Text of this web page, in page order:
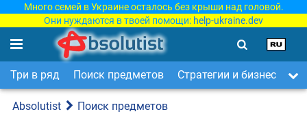
Много семей в Украине осталось без крыши над головой.
Они нуждаются в твоей помощи: help-ukraine.dev
Три в ряд Поиск предметов Стратегии и бизнес
Absolutist Поиск предметов